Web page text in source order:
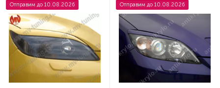
Отправим до 10.08.2026 Отправим до 10.08.2026